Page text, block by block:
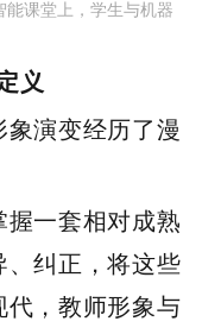
课堂上，学生与机器
义
演变经历了漫
握一套相对成熟
、纠正，将这些
代，教师形象与